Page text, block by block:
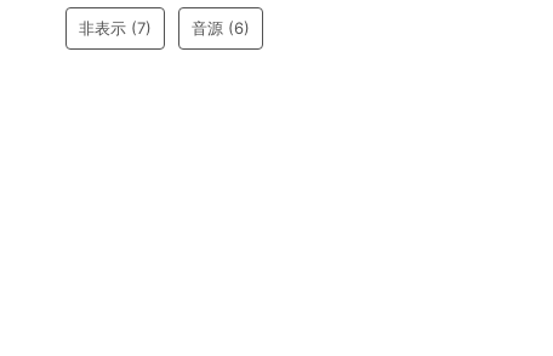
非表示 (7) 音源 (6)